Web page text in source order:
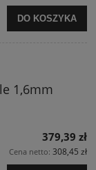
DO KOSZYKA
1,6mm
379,39 zł
Cena netto: 308,45 zł